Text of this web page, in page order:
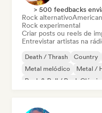
> 500 feedbacks
Rock alternativo
Rock experimental
Criar posts ou reels de
Entrevistar artistas na
Death / Thrash Country
Metal melódico
Metal /
Rock & Roll / Rock Clássico